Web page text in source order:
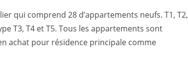
qui comprend 28 d’appartements neufs. T1, T2,
T3, T4 et T5. Tous les appartements sont
achat pour résidence principale comme